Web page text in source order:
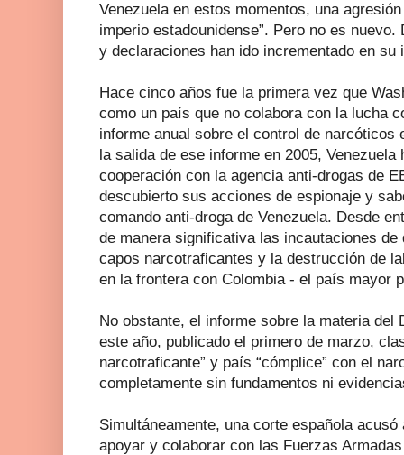
Venezuela en estos momentos, una
imperio estadounidense”. Pero no es
y declaraciones han ido incrementado en
Hace cinco años fue la primera vez que
como un país que no colabora con la lucha
informe anual sobre el control de narcóticos
la salida de ese informe en 2005, Venezuela
cooperación con la agencia anti-drogas de
descubierto sus acciones de espionaje y
comando anti-droga de Venezuela. Desde
de manera significativa las incautaciones
capos narcotraficantes y la destrucción de
en la frontera con Colombia - el país mayor
No obstante, el informe sobre la materia del
este año, publicado el primero de marzo,
narcotraficante” y país “cómplice” con el
completamente sin fundamentos ni
Simultáneamente, una corte española
apoyar y colaborar con las Fuerzas